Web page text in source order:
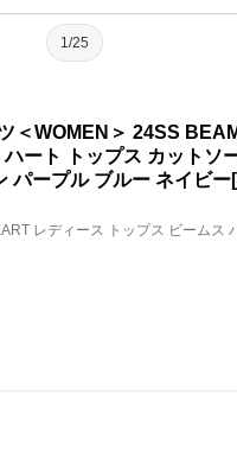
1/25
＜WOMEN＞ 24SS
ート トップス カットソ
パープル ブルー ネイビ
レディース トップス ビームス